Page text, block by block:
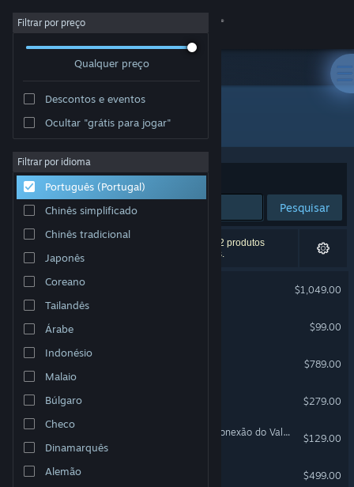
Iniciar sessão
Sobre
Apoio
Alterar idioma
Instala a app móvel do Steam
Ver versão para computadores
Filtrar por preço
Qualquer preço
Descontos e eventos
Ocultar "grátis para jogar"
Filtrar por idioma
Português (Portugal)
Chinês simplificado
Chinês tradicional
Japonês
Coreano
Tailandês
Árabe
Indonésio
Malaio
Búlgaro
Checo
Dinamarquês
Alemão
Todos os produtos
Ordenar por Relevância
Pesquisar
18 resultados correspondentes à tua pesquisa. 2 produtos
foram excluídos com base nas tuas preferências.
$1,049.00
$99.00
$789.00
$279.00
Substituição do Cabo de Conexão do Valve Index
$129.00
$499.00